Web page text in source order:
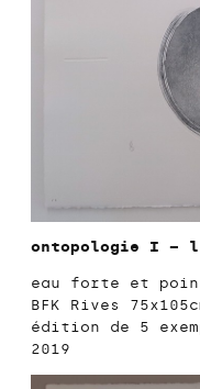
ontopologie I –
eau forte et
BFK Rives
édition de 5
2019